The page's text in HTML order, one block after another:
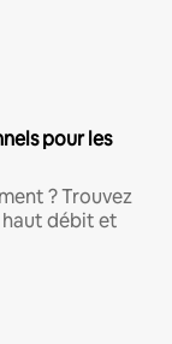
pour les
? Trouvez
haut débit et